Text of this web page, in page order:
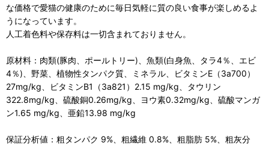
な価格で愛猫の健康のために毎日気軽に質の良い食事が楽しめるよ
うになっています。
人工着色料や保存料は一切含まれておりません。
原材料：肉類(豚肉、ポールトリー)、魚類(白身魚、タラ4％、エビ
4％)、野菜、植物性タンパク質、ミネラル、ビタミンE（3a700）
27mg/kg、ビタミンB1（3a821）2.15 mg/kg、タウリン
322.8mg/kg、硫酸銅0.26mg/kg、ヨウ素0.32mg/kg、硫酸マンガ
ン1.65 mg/kg、亜鉛13.98 mg/kg
保証分析値：粗タンパク 9%、粗繊維 0.8%、粗脂肪 5%、粗灰分